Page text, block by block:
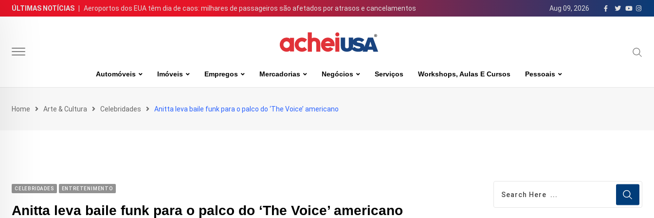
Skip
to
ÚLTIMAS NOTÍCIAS Aeroportos dos EUA têm dia de caos: milhares de passageiros são afetados por atrasos e cancelamentos Aug 09, 2026
Automóveis Imóveis Empregos Mercadorias Negócios Serviços Workshops, Aulas E Cursos Pessoais
Home Arte & Cultura Celebridades Anitta leva baile funk para o palco do ‘The Voice’ americano
CELEBRIDADES ENTRETENIMENTO
Anitta leva baile funk para o palco do ‘The Voice’ americano